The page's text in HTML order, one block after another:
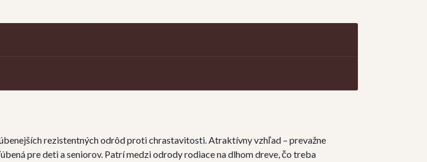
rezistentných odrôd proti chrastavitosti. Atraktívny vzhľad – prevažne
pre deti a seniorov. Patrí medzi odrody rodiace na dlhom dreve, čo treba